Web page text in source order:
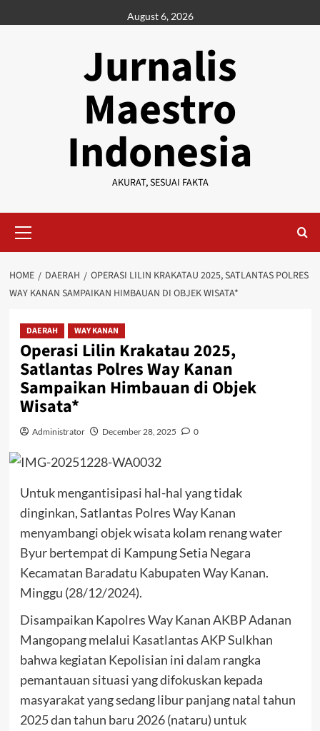
to
August 6, 2026
Jurnalis
Maestro
Indonesia
AKURAT, SESUAI FAKTA
Menu
HOME DAERAH
OPERASI LILIN KRAKATAU 2025, SATLANTAS POLRES
WAY KANAN SAMPAIKAN HIMBAUAN DI OBJEK WISATA*
DAERAH WAY KANAN
Operasi Lilin Krakatau 2025,
Satlantas Polres Way Kanan
Sampaikan Himbauan di Objek
Wisata*
Administrator December 28, 2025 0
Untuk mengantisipasi hal-hal yang tidak
dinginkan, Satlantas Polres Way Kanan
menyambangi objek wisata kolam renang water
Byur bertempat di Kampung Setia Negara
Kecamatan Baradatu Kabupaten Way Kanan.
Minggu (28/12/2024).
Disampaikan Kapolres Way Kanan AKBP Adanan
Mangopang melalui Kasatlantas AKP Sulkhan
bahwa kegiatan Kepolisian ini dalam rangka
pemantauan situasi yang difokuskan kepada
masyarakat yang sedang libur panjang natal tahun
2025 dan tahun baru 2026 (nataru) untuk